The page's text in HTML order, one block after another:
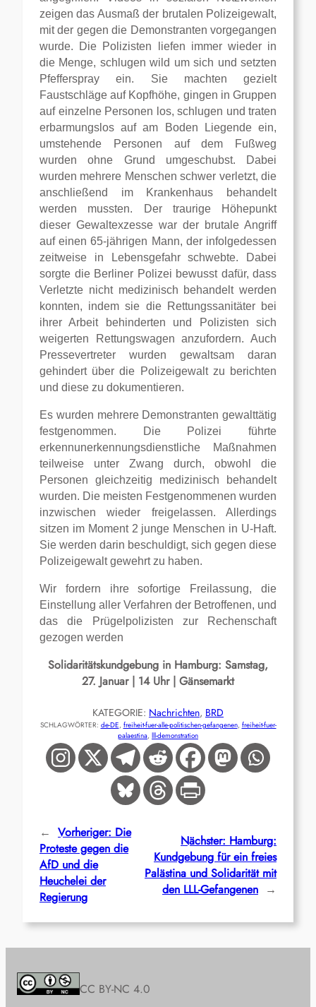
zeigen das Ausmaß der brutalen Polizeigewalt,
mit der gegen die Demonstranten vorgegangen
wurde. Die Polizisten liefen immer wieder in
die Menge, schlugen wild um sich und setzten
Pfefferspray ein. Sie machten gezielt
Faustschläge auf Kopfhöhe, gingen in Gruppen
auf einzelne Personen los, schlugen und traten
erbarmungslos auf am Boden Liegende ein,
umstehende Personen auf dem Fußweg
wurden ohne Grund umgeschubst. Dabei
wurden mehrere Menschen schwer verletzt, die
anschließend im Krankenhaus behandelt
werden mussten. Der traurige Höhepunkt
dieser Gewaltexzesse war der brutale Angriff
auf einen 65-jährigen Mann, der infolgedessen
zeitweise in Lebensgefahr schwebte. Dabei
sorgte die Berliner Polizei bewusst dafür, dass
Verletzte nicht medizinisch behandelt werden
konnten, indem sie die Rettungssanitäter bei
ihrer Arbeit behinderten und Polizisten sich
weigerten Rettungswagen anzufordern. Auch
Pressevertreter wurden gewaltsam daran
gehindert über die Polizeigewalt zu berichten
und diese zu dokumentieren.
Es wurden mehrere Demonstranten gewalttätig
festgenommen. Die Polizei führte
erkennunerkennungsdienstliche Maßnahmen
teilweise unter Zwang durch, obwohl die
Personen gleichzeitig medizinisch behandelt
wurden. Die meisten Festgenommenen wurden
inzwischen wieder freigelassen. Allerdings
sitzen im Moment 2 junge Menschen in U-Haft.
Sie werden darin beschuldigt, sich gegen diese
Polizeigewalt gewehrt zu haben.
Wir fordern ihre sofortige Freilassung, die
Einstellung aller Verfahren der Betroffenen, und
das die Prügelpolizisten zur Rechenschaft
gezogen werden
Solidaritätskundgebung in Hamburg: Samstag,
27. Januar | 14 Uhr | Gänsemarkt
KATEGORIE: Nachrichten, BRD
SCHLAGWÖRTER: de-DE, freiheit-fuer-alle-politischen-gefangenen, freiheit-fuer-
palaestina, lll-demonstration
← Vorheriger: Die
Proteste gegen die
AfD und die
Heuchelei der
Regierung
Nächster: Hamburg:
Kundgebung für ein freies
Palästina und Solidarität mit
den LLL-Gefangenen →
CC BY-NC 4.0